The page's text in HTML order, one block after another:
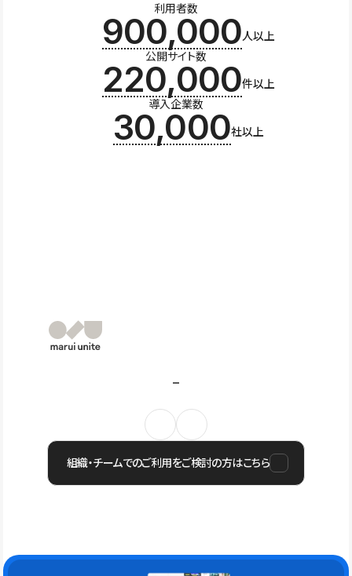
利用者数
900,000人以上
公開サイト数
220,000件以上
導入企業数
30,000社以上
組織・チームでのご利用をご検討の方はこちら